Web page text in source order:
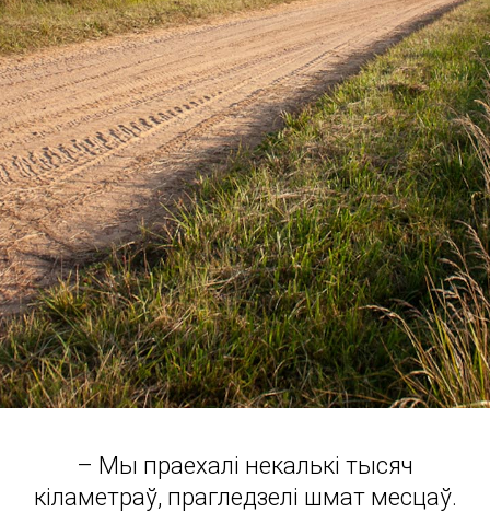
– Мы праехалі некалькі тысяч
кіламетраў, прагледзелі шмат месцаў.